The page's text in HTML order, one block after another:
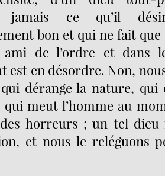
jamais ce qu’il
bon et qui ne fait
ami de l’ordre et dans
est en désordre. Non,
dérange la nature, qui
meut l’homme au
horreurs ; un tel
et nous le reléguons